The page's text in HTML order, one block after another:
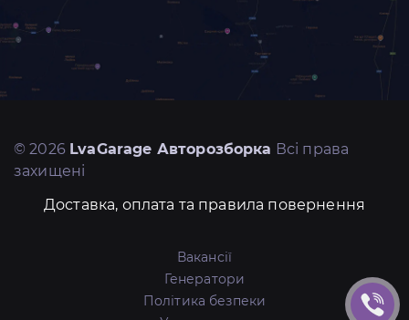
© 2026 LvaGarage Авторозборка Всі права
захищені
Доставка, оплата та правила повернення
Вакансії
Генератори
Політика безпеки